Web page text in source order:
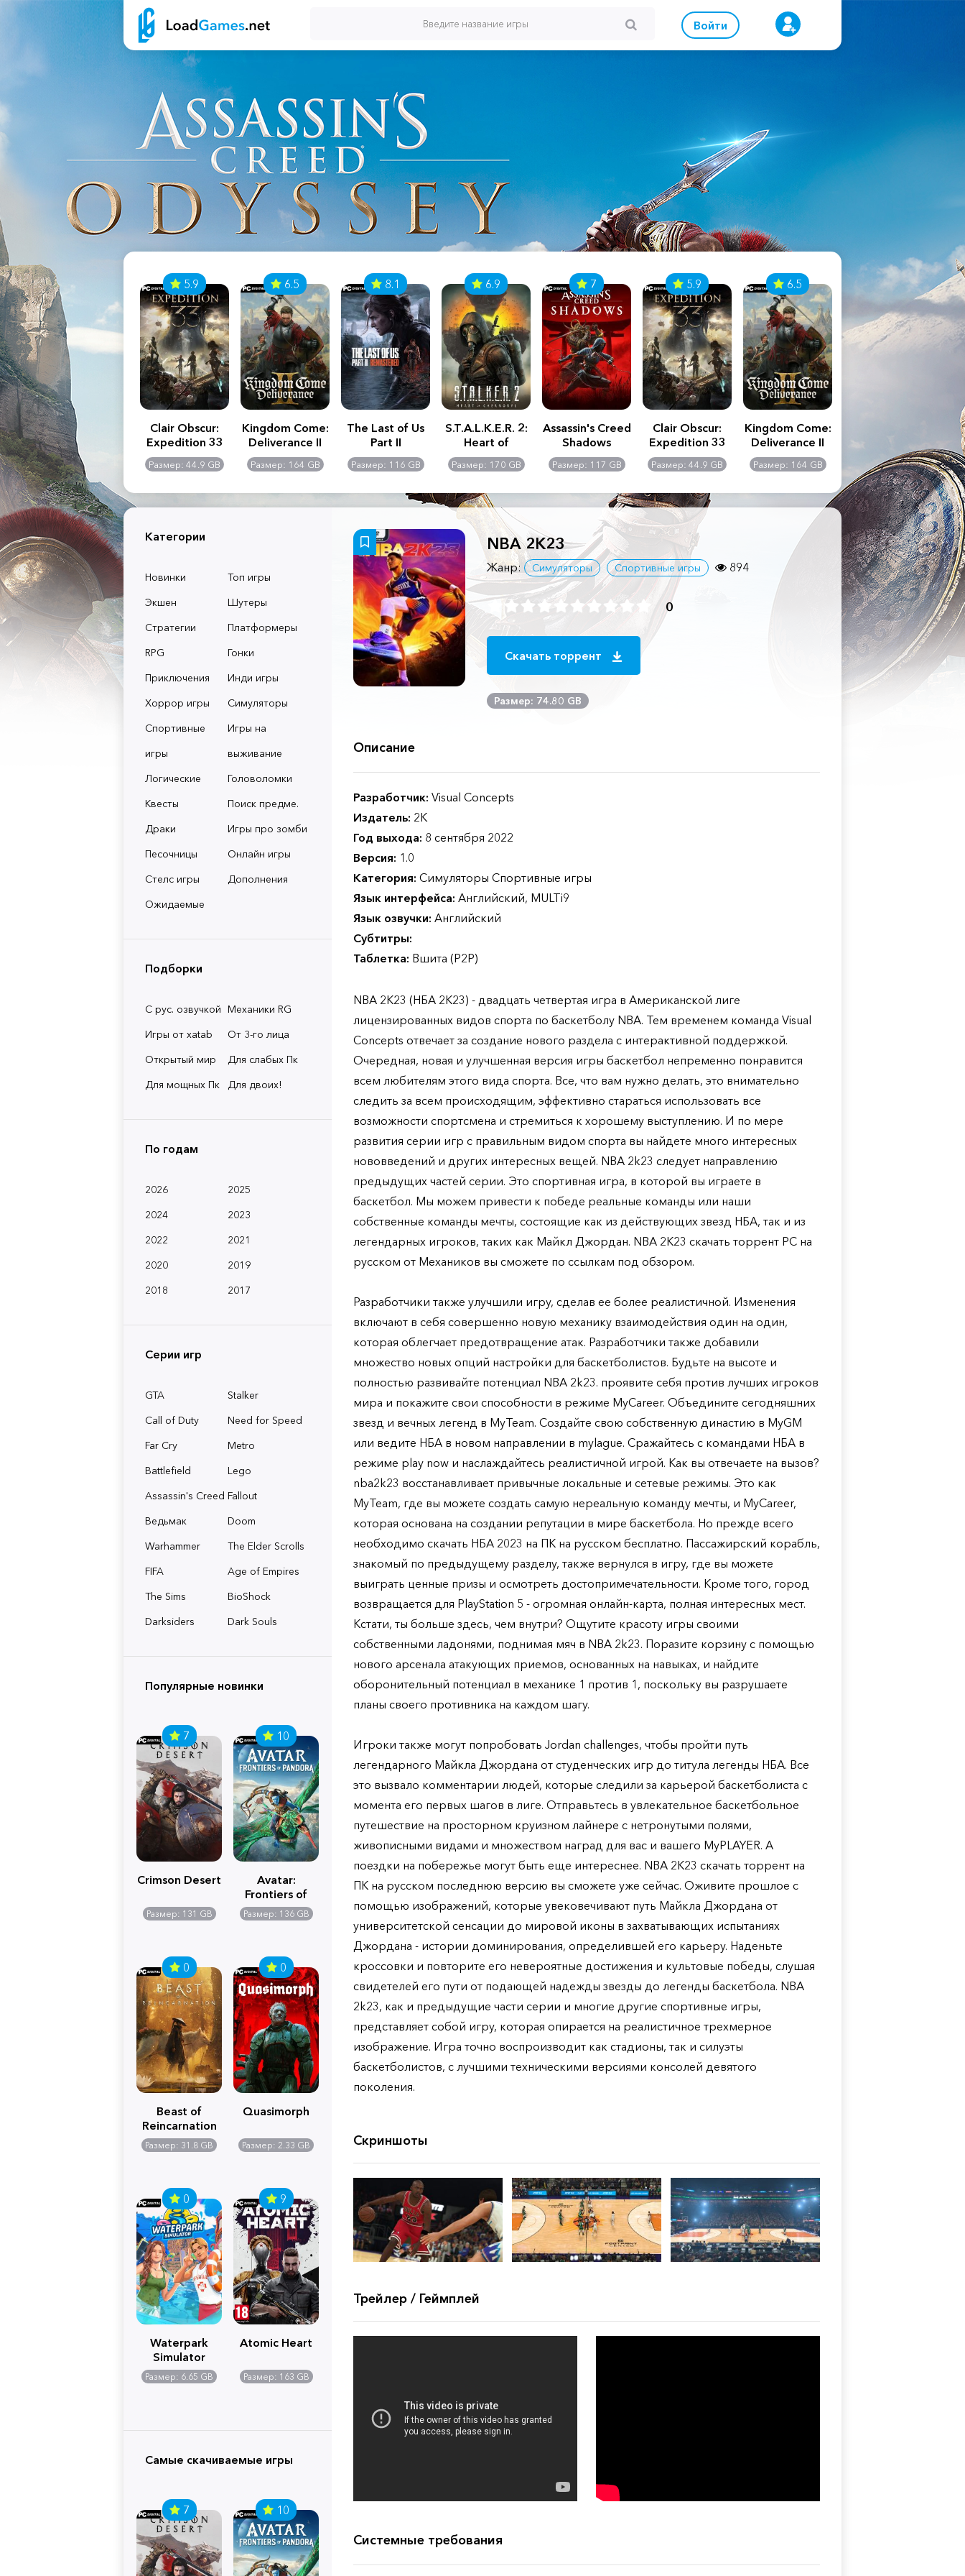
Войти
2:
-
GB
Assassin's Creed
Shadows
Размер: 117 GB
5.9
Clair Obscur:
Expedition 33
Размер: 44.9 GB
6.5
Kingdom Come:
Deliverance II
Размер: 164 GB
8.1
The Last of Us
Part II
Remastered
Размер: 116 GB
6.9
S.T.A.L.K.E.R. 2:
Heart of
Chernobyl -
Ultimate Edition
Размер: 170 GB
7
Assassin's Creed
Shadows
Размер: 117 GB
5.9
Clair Obscur:
Expedition 33
Размер: 44.9 GB
6.5
Kingdom Come:
Deliverance II
Размер: 164 GB
8.1
Remastered
Размер: 116 GB
Категории
Новинки
Топ игры
Экшен
Шутеры
Стратегии
Платформеры
RPG
Гонки
Приключения
Инди игры
Хоррор игры
Симуляторы
Спортивные
игры
Игры на
выживание
Логические
Головоломки
Квесты
Поиск предме.
Драки
Игры про зомби
Песочницы
Онлайн игры
Стелс игры
Дополнения
Ожидаемые
Подборки
С рус. озвучкой Механики RG
Игры от xatab
От 3-го лица
Открытый мир
Для слабых Пк
Для мощных Пк
Для двоих!
По годам
2026
2025
2024
2023
2022
2021
2020
2019
2018
2017
Серии игр
GTA
Stalker
Call of Duty
Need for Speed
Far Cry
Metro
Battlefield
Lego
Assassin's Creed Fallout
Ведьмак
Doom
Warhammer
The Elder Scrolls
FIFA
Age of Empires
The Sims
BioShock
Darksiders
Dark Souls
Популярные новинки
7
Crimson Desert
Размер: 131 GB
10
Avatar:
Frontiers of
Pandora
Размер: 136 GB
0
Beast of
Reincarnation
Размер: 31.8 GB
0
Quasimorph
Размер: 2.33 GB
0
Waterpark
Simulator
Размер: 6.65 GB
9
Atomic Heart
Размер: 163 GB
Самые скачиваемые игры
7 10
NBA 2K23
Жанр: Симуляторы Спортивные игры 894
0
Скачать торрент
Размер: 74.80 GB
Описание
Разработчик: Visual Concepts
Издатель: 2K
Год выхода: 8 сентября 2022
Версия: 1.0
Категория: Симуляторы Спортивные игры
Язык интерфейса: Английский, MULTi9
Язык озвучки: Английский
Субтитры:
Таблетка: Вшита (P2P)
NBA 2K23 (НБА 2К23) - двадцать четвертая игра в Американской лиге
лицензированных видов спорта по баскетболу NBA. Тем временем команда Visual
Concepts отвечает за создание нового раздела с интерактивной поддержкой.
Очередная, новая и улучшенная версия игры баскетбол непременно понравится
всем любителям этого вида спорта. Все, что вам нужно делать, это внимательно
следить за всем происходящим, эффективно стараться использовать все
возможности спортсмена и стремиться к хорошему выступлению. И по мере
развития серии игр с правильным видом спорта вы найдете много интересных
нововведений и других интересных вещей. NBA 2k23 следует направлению
предыдущих частей серии. Это спортивная игра, в которой вы играете в
баскетбол. Мы можем привести к победе реальные команды или наши
собственные команды мечты, состоящие как из действующих звезд НБА, так и из
легендарных игроков, таких как Майкл Джордан. NBA 2K23 скачать торрент PC на
русском от Механиков вы сможете по ссылкам под обзором.
Разработчики также улучшили игру, сделав ее более реалистичной. Изменения
включают в себя совершенно новую механику взаимодействия один на один,
которая облегчает предотвращение атак. Разработчики также добавили
множество новых опций настройки для баскетболистов. Будьте на высоте и
полностью развивайте потенциал NBA 2k23. проявите себя против лучших игроков
мира и покажите свои способности в режиме MyCareer. Объедините сегодняшних
звезд и вечных легенд в MyTeam. Создайте свою собственную династию в MyGM
или ведите НБА в новом направлении в mylague. Сражайтесь с командами НБА в
режиме play now и наслаждайтесь реалистичной игрой. Как вы отвечаете на вызов?
nba2k23 восстанавливает привычные локальные и сетевые режимы. Это как
MyTeam, где вы можете создать самую нереальную команду мечты, и MyCareer,
которая основана на создании репутации в мире баскетбола. Но прежде всего
необходимо скачать НБА 2023 на ПК на русском бесплатно. Пассажирский корабль,
знакомый по предыдущему разделу, также вернулся в игру, где вы можете
выиграть ценные призы и осмотреть достопримечательности. Кроме того, город
возвращается для PlayStation 5 - огромная онлайн-карта, полная интересных мест.
Кстати, ты больше здесь, чем внутри? Ощутите красоту игры своими
собственными ладонями, поднимая мяч в NBA 2k23. Поразите корзину с помощью
нового арсенала атакующих приемов, основанных на навыках, и найдите
оборонительный потенциал в механике 1 против 1, поскольку вы разрушаете
планы своего противника на каждом шагу.
Игроки также могут попробовать Jordan challenges, чтобы пройти путь
легендарного Майкла Джордана от студенческих игр до титула легенды НБА. Все
это вызвало комментарии людей, которые следили за карьерой баскетболиста с
момента его первых шагов в лиге. Отправьтесь в увлекательное баскетбольное
путешествие на просторном круизном лайнере с нетронутыми полями,
живописными видами и множеством наград для вас и вашего MyPLAYER. А
поездки на побережье могут быть еще интереснее. NBA 2K23 скачать торрент на
ПК на русском последнюю версию вы сможете уже сейчас. Оживите прошлое с
помощью изображений, которые увековечивают путь Майкла Джордана от
университетской сенсации до мировой иконы в захватывающих испытаниях
Джордана - истории доминирования, определившей его карьеру. Наденьте
кроссовки и повторите его невероятные достижения и культовые победы, слушая
свидетелей его пути от подающей надежды звезды до легенды баскетбола. NBA
2k23, как и предыдущие части серии и многие другие спортивные игры,
представляет собой игру, которая опирается на реалистичное трехмерное
изображение. Игра точно воспроизводит как стадионы, так и силуэты
баскетболистов, с лучшими техническими версиями консолей девятого
поколения.
Скриншоты
Трейлер / Геймплей
Системные требования